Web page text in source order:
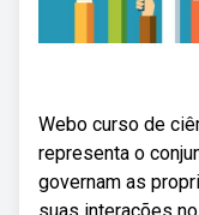
Webo curso de
representa o
governam as